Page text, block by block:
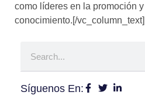
como líderes en la promoción
conocimiento.[/
Síguenos En: